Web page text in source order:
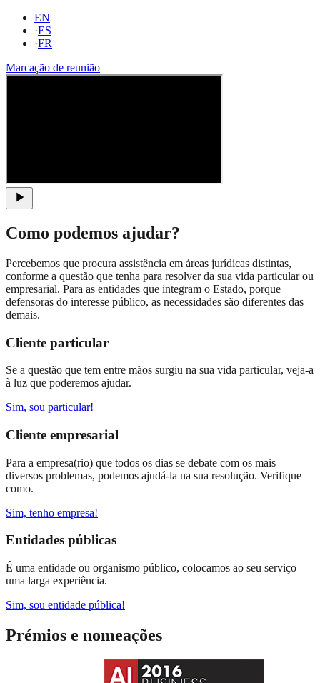
EN
·ES
·FR
Marcação de reunião
Como podemos ajudar?
Percebemos que procura assistência em áreas jurídicas distintas,
conforme a questão que tenha para resolver da sua vida particular ou
empresarial. Para as entidades que integram o Estado, porque
defensoras do interesse público, as necessidades são diferentes das
demais.
Cliente particular
Se a questão que tem entre mãos surgiu na sua vida particular, veja-a
à luz que poderemos ajudar.
Sim, sou particular!
Cliente empresarial
Para a empresa(rio) que todos os dias se debate com os mais
diversos problemas, podemos ajudá-la na sua resolução. Verifique
como.
Sim, tenho empresa!
Entidades públicas
É uma entidade ou organismo público, colocamos ao seu serviço
uma larga experiência.
Sim, sou entidade pública!
Prémios e nomeações